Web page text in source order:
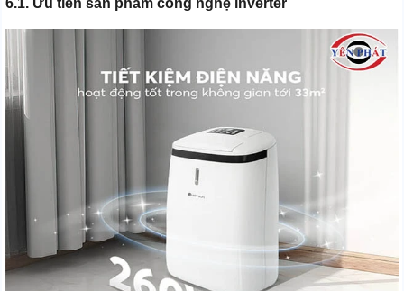
6.1. Ưu tiên sản phẩm công nghệ inverter